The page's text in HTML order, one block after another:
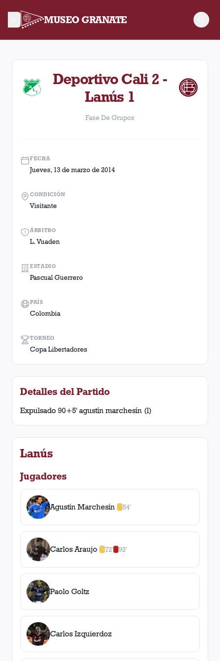
MUSEO GRANATE
Fase De Grupos. Partido entre Lanús y Deportivo Cali
Deportivo Cali 2 -
Lanús 1
Fase De Grupos
FECHA
Jueves, 13 de marzo de 2014
ÁRBITRO
L. Vuaden
TORNEO
Copa Libertadores
CONDICIÓN
Visitante
ESTADIO
Pascual Guerrero
PAÍS
Colombia
Detalles del Partido
Expulsado 90+5' agustín marchesín (l)
Lanús
Jugadores
Agustín Marchesín 54'
1amarilla
Carlos Araujo 72' 92'
1amarilla
Paolo Goltz
Carlos Izquierdoz